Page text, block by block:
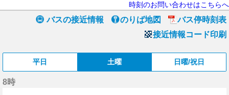
時刻のお問い合わせはこちらへ
バスの接近情報 のりば地図
バス停時刻表
接近情報コード印刷
平日 土曜 日曜/祝日
8時